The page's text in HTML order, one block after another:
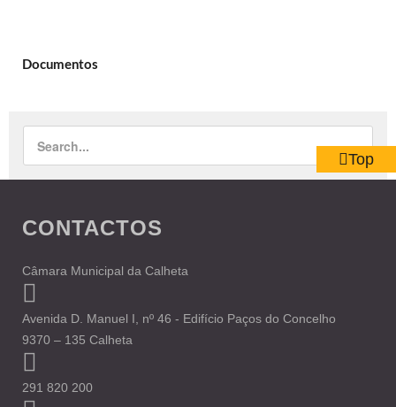
Documentos
CONTACTOS
Câmara Municipal da Calheta
Avenida D. Manuel I, nº 46 - Edifício Paços do Concelho
9370 – 135 Calheta
291 820 200
Top